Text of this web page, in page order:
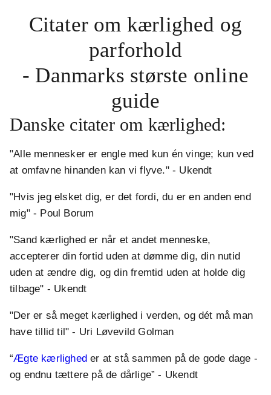
Citater om kærlighed og
parforhold
- Danmarks største online
guide
Danske citater om kærlighed:
"Alle mennesker er engle med kun én vinge; kun ved
at omfavne hinanden kan vi flyve." - Ukendt
"Hvis jeg elsket dig, er det fordi, du er en anden end
mig" - Poul Borum
"Sand kærlighed er når et andet menneske,
accepterer din fortid uden at dømme dig, din nutid
uden at ændre dig, og din fremtid uden at holde dig
tilbage" - Ukendt
"Der er så meget kærlighed i verden, og dét må man
have tillid til" - Uri Løvevild Golman
“Ægte kærlighed er at stå sammen på de gode dage -
og endnu tættere på de dårlige” - Ukendt